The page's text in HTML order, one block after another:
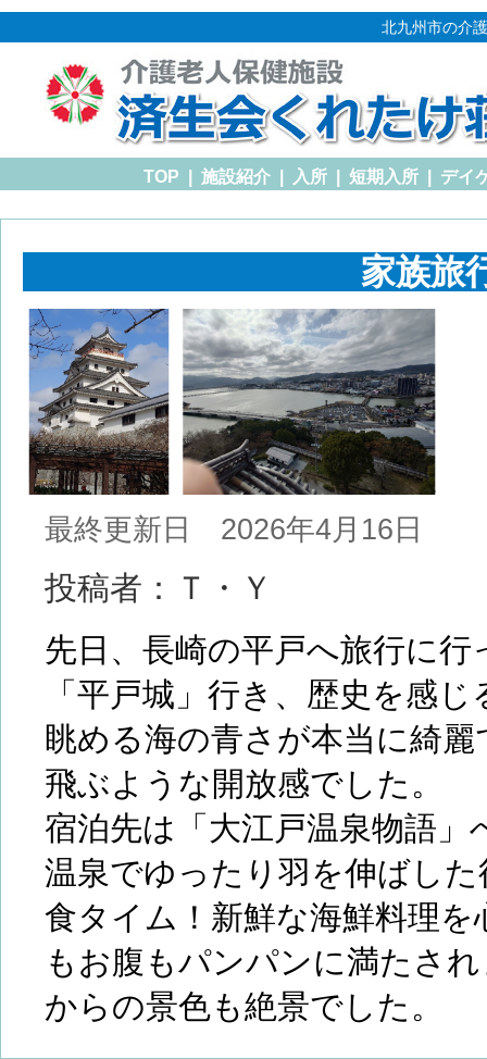
北九州市の介
TOP 施設紹介 入所 短期入所 デイ
家族旅
最終更新日 2026年4月16日
投稿者：Ｔ・Ｙ
先日、長崎の平戸へ旅行に
「平戸城」行き、歴史を感
眺める海の青さが本当に綺
飛ぶような開放感でした。
宿泊先は「大江戸温泉物語」
温泉でゆったり羽を伸ばし
食タイム！新鮮な海鮮料理
もお腹もパンパンに満たさ
からの景色も絶景でした。